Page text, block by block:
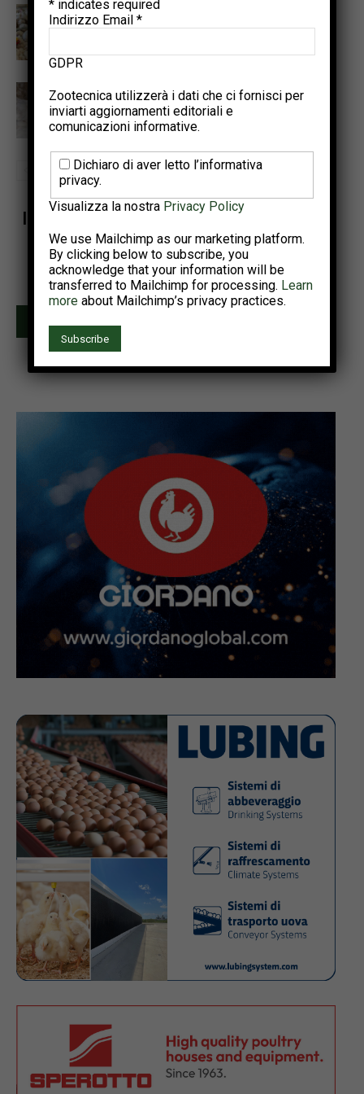
Tecnologie di precisione per
rilevare le patologie enteriche
nel pollo da carne
Additivi alternativi per aiutare i
broiler a fronteggiare lo stress
da caldo
Iscriviti alla newsletter di Zootecnica
Ricevi una selezione dei contenuti più rilevanti del settore
avicolo.
Due invii al mese • Iscrizione gratuita
* indicates required
Indirizzo Email *
GDPR
Zootecnica utilizzerà i dati che ci fornisci per
inviarti aggiornamenti editoriali e
comunicazioni informative.
Dichiaro di aver letto l’informativa
privacy.
Visualizza la nostra Privacy Policy
We use Mailchimp as our marketing platform.
By clicking below to subscribe, you
acknowledge that your information will be
transferred to Mailchimp for processing. Learn
more about Mailchimp’s privacy practices.